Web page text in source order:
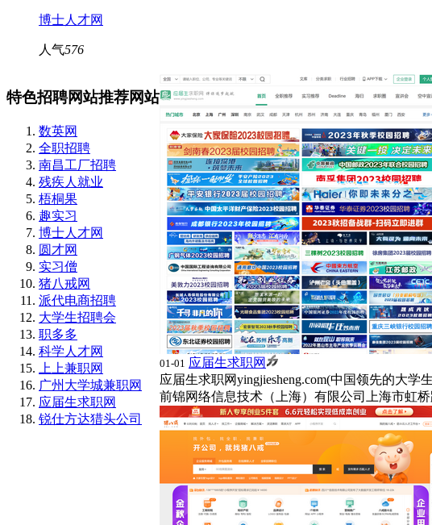
博士人才网
人气576
特色招聘网站推荐网站
数英网
全职招聘
南昌工厂招聘
残疾人就业
梧桐果
趣实习
博士人才网
圆才网
实习僧
猪八戒网
派代电商招聘
大学生招聘会
职多多
科学人才网
上上兼职网
广州大学城兼职网
应届生求职网
锐仕方达猎头公司
01-01 应届生求职网
应届生求职网yingjiesheng.com(中国领先的大
前锦网络信息技术（上海）有限公司 上海市虹